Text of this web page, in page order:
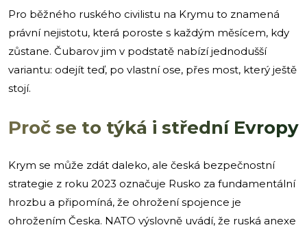
Pro běžného ruského civilistu na Krymu to znamená
právní nejistotu, která poroste s každým měsícem, kdy
zůstane. Čubarov jim v podstatě nabízí jednodušší
variantu: odejít teď, po vlastní ose, přes most, který ještě
stojí.
Proč se to týká i střední Evropy
Krym se může zdát daleko, ale česká bezpečnostní
strategie z roku 2023 označuje Rusko za fundamentální
hrozbu a připomíná, že ohrožení spojence je
ohrožením Česka. NATO výslovně uvádí, že ruská anexe